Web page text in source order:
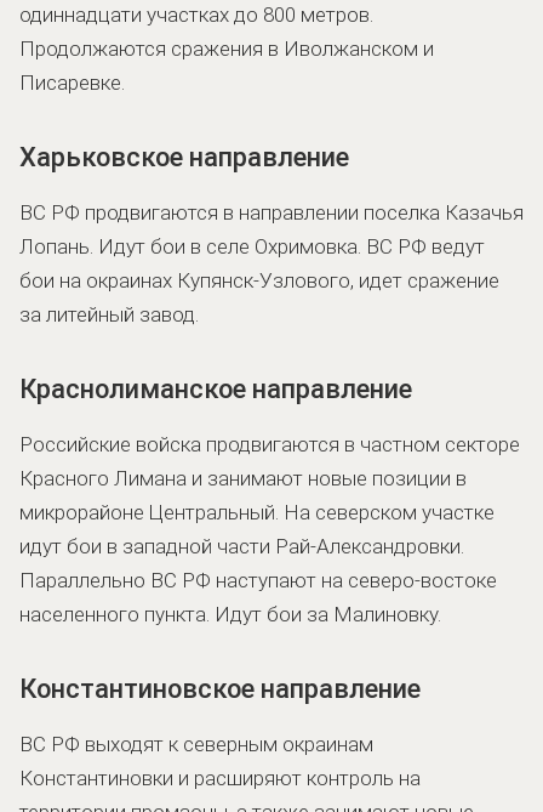
одиннадцати участках до 800 метров.
Продолжаются сражения в Иволжанском и
Писаревке.
Харьковское направление
ВС РФ продвигаются в направлении поселка Казачья
Лопань. Идут бои в селе Охримовка. ВС РФ ведут
бои на окраинах Купянск-Узлового, идет сражение
за литейный завод.
Краснолиманское направление
Российские войска продвигаются в частном секторе
Красного Лимана и занимают новые позиции в
микрорайоне Центральный. На северском участке
идут бои в западной части Рай-Александровки.
Параллельно ВС РФ наступают на северо-востоке
населенного пункта. Идут бои за Малиновку.
Константиновское направление
ВС РФ выходят к северным окраинам
Константиновки и расширяют контроль на